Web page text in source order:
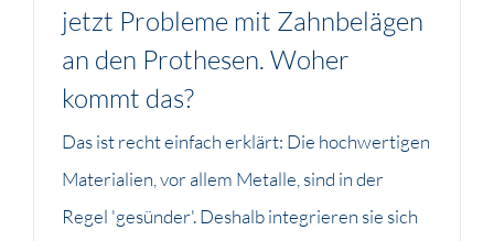
jetzt Probleme mit Zahnbelägen
an den Prothesen. Woher
kommt das?
Das ist recht einfach erklärt: Die hochwertigen
Materialien, vor allem Metalle, sind in der
Regel 'gesünder'. Deshalb integrieren sie sich